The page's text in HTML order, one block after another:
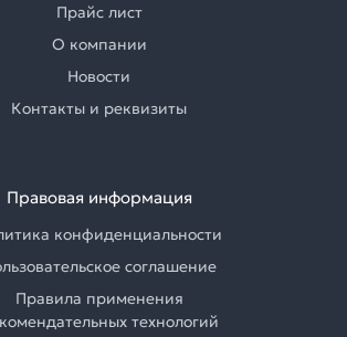
Прайс лист
О компании
Новости
Контакты и реквизиты
Правовая информация
конфиденциальности
соглашение
Правила применения
технологий